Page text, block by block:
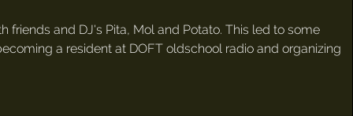
and DJ's Pita, Mol and Potato. This led to some
a resident at DOFT oldschool radio and organizing